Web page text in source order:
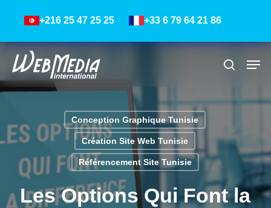
content
+216 25 47 25 25 +33 6 79 64 21 86
Conception Graphique Tunisie
Création Site Web Tunisie
Référencement Site Tunisie
Les Options Qui Font la